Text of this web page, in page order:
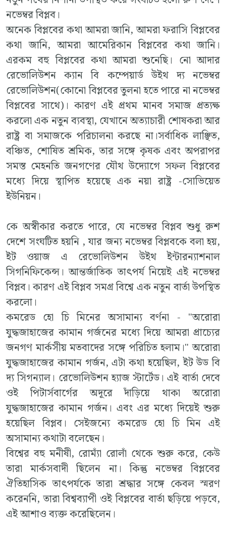
নভেম্বর বিপ্লব।
অনেক বিপ্লবের কথা আমরা জানি, আমরা ফরাসি বিপ্লবের
কথা জানি, আমরা আমেরিকান বিপ্লবের কথা জানি।
এরকম বহু বিপ্লবের কথা আমরা শুনেছি। নো আদার
রেভোলিউশন ক্যান বি কম্পেয়ার্ড উইথ দ্য নভেম্বর
রেভোলিউশন(কোনো বিপ্লবের তুলনা হতে পারে না নভেম্বর
বিপ্লবের সাথে)। কারণ এই প্রথম মানব সমাজ প্রত্যক্ষ
করলো এক নতুন ব্যবস্থা, যেখানে অত্যাচারী শোষকরা আর
রাষ্ট্র বা সমাজকে পরিচালনা করছে না।সর্বাধিক লাঞ্ছিত,
বঞ্চিত, শোষিত শ্রমিক, তার সঙ্গে কৃষক এবং অপরাপর
সমস্ত মেহনতি জনগণের যৌথ উদ্যোগে সফল বিপ্লবের
মধ্যে দিয়ে স্থাপিত হয়েছে এক নয়া রাষ্ট্র -সোভিয়েত
ইউনিয়ন।
কে অস্বীকার করতে পারে, যে নভেম্বর বিপ্লব শুধু রুশ
দেশে সংঘটিত হয়নি , যার জন্য নভেম্বর বিপ্লবকে বলা হয়,
ইট ওয়াজ এ রেভোলিউশন উইথ ইন্টারন্যাশনাল
সিগনিফিকেন্স। আন্তর্জাতিক তাৎপর্য নিয়েই এই নভেম্বর
বিপ্লব। কারণ এই বিপ্লব সমগ্র বিশ্বে এক নতুন বার্তা উপস্থিত
করলো।
কমরেড হো চি মিনের অসামান্য বর্ণনা - "অরোরা
যুদ্ধজাহাজের কামান গর্জনের মধ্যে দিয়ে আমরা প্রাচ্যের
জনগণ মার্কসীয় মতবাদের সঙ্গে পরিচিত হলাম।" অরোরা
যুদ্ধজাহাজের কামান গর্জন, এটা কথা হয়েছিল, ইট উড বি
দ্য সিগন্যাল। রেভোলিউশন হ্যাজ স্টার্টেড। এই বার্তা দেবে
ওই পিটার্সবার্গের অদূরে দাঁড়িয়ে থাকা অরোরা
যুদ্ধজাহাজের কামান গর্জন। এবং এর মধ্যে দিয়েই শুরু
হয়েছিল বিপ্লব। সেইজন্যে কমরেড হো চি মিন এই
অসামান্য কথাটা বলেছেন।
বিশ্বের বহু মনীষী, রোম্যাঁ রোলাঁ থেকে শুরু করে, কেউ
তারা মার্কসবাদী ছিলেন না। কিন্তু নভেম্বর বিপ্লবের
ঐতিহাসিক তাৎপর্যকে তারা শ্রদ্ধার সঙ্গে কেবল স্মরণ
করেননি, তারা বিশ্বব্যাপী ওই বিপ্লবের বার্তা ছড়িয়ে পড়বে,
এই আশাও ব্যক্ত করেছিলেন।